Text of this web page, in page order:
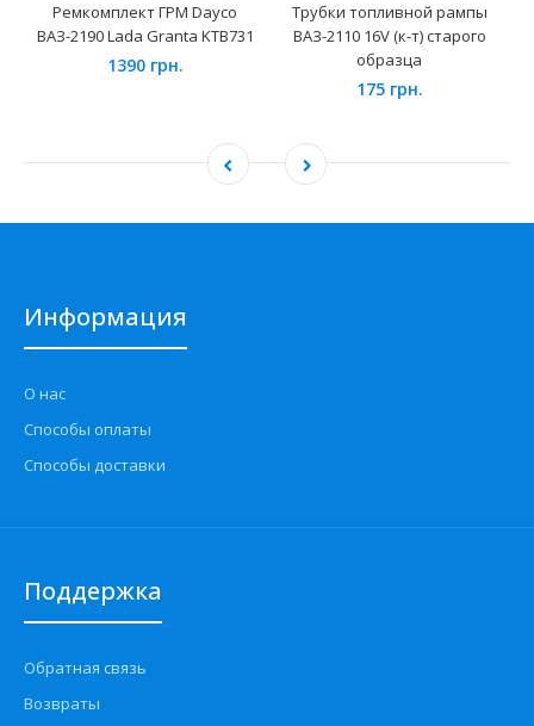
Ремкомплект ГРМ Dayco
ВАЗ-2190 Lada Granta KTB731
1390 грн.
Трубки топливной рампы
ВАЗ-2110 16V (к-т) старого
образца
175 грн.
Информация
О нас
Способы оплаты
Способы доставки
Поддержка
Обратная связь
Возвраты